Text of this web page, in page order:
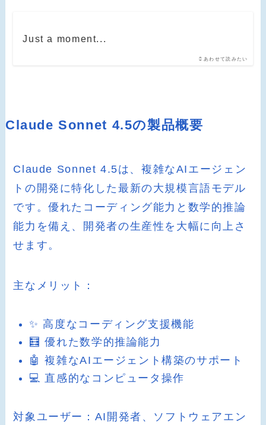
あわせて読みたい
Just a moment...
Claude Sonnet 4.5の製品概要
Claude Sonnet 4.5は、複雑なAIエージェン
トの開発に特化した最新の大規模言語モデル
です。優れたコーディング能力と数学的推論
能力を備え、開発者の生産性を大幅に向上さ
せます。
主なメリット：
✨ 高度なコーディング支援機能
🧮 優れた数学的推論能力
🤖 複雑なAIエージェント構築のサポート
💻 直感的なコンピュータ操作
対象ユーザー：AI開発者、ソフトウェアエン